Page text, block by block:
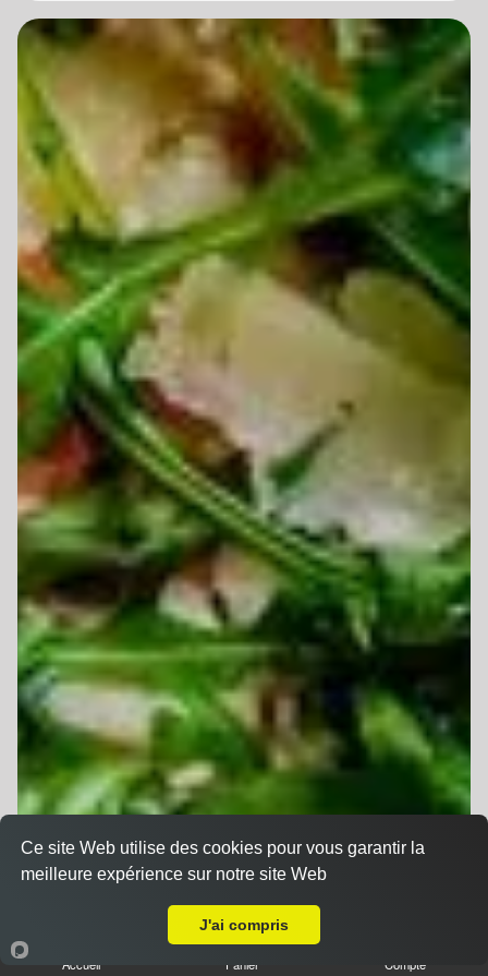
Accueil Panier Compte
Ce site Web utilise des cookies pour vous garantir la
meilleure expérience sur notre site Web
J'ai compris